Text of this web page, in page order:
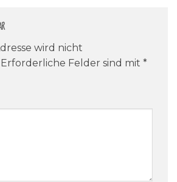
wird nicht
Erforderliche Felder sind mit *